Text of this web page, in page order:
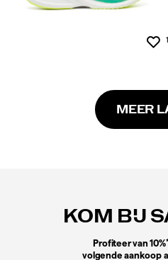
MEER
KOM BIJ
Profiteer van 10%
volgende aankoop